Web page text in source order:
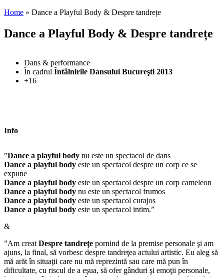
Home » Dance a Playful Body & Despre tandrețe
Dance a Playful Body & Despre tandrețe
Dans & performance
În cadrul Întâlnirile Dansului Bucureşti 2013
+16
Info
”Dance a playful body nu este un spectacol de dans
Dance a playful body este un spectacol despre un corp ce se
expune
Dance a playful body este un spectacol despre un corp cameleon
Dance a playful body nu este un spectacol frumos
Dance a playful body este un spectacol curajos
Dance a playful body este un spectacol intim.”
&
”Am creat Despre tandreţe pornind de la premise personale şi am
ajuns, la final, să vorbesc despre tandreţea actului artistic. Eu aleg să
mă arăt în situaţii care nu mă reprezintă sau care mă pun în
dificultate, cu riscul de a eşua, să ofer gânduri şi emoţii personale,